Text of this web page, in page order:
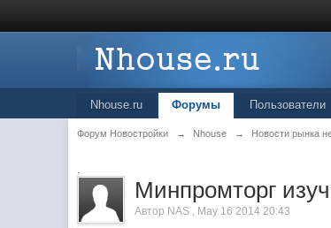
Nhouse.ru Форумы Пользователи
Форум Новостройки → Nhouse → Новости рынка
.
Минпромторг
Автор NAS , May 16 2014 20:43